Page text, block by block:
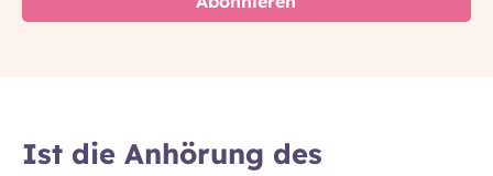
Ist die Anhörung des